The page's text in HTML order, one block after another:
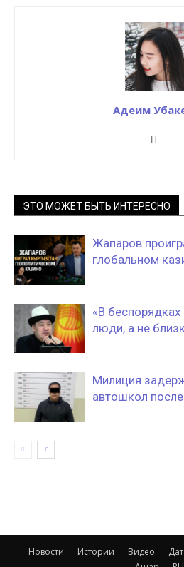
Адеим
ЭТО МОЖЕТ БЫТЬ ИНТЕРЕСНО
Жапаров
глобальном
«В
люди, а не
Милиция
автошкол
Новости Истории Видео